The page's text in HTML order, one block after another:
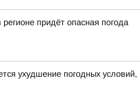
придёт опасная погода
ухудшение погодных